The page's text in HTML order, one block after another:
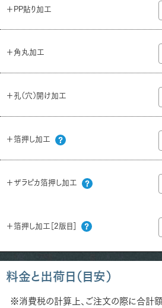
＋PP貼り加工
＋角丸加工
＋孔（穴）開け加工
＋箔押し加工
＋ザラピカ箔押し加工
＋箔押し加工［2版目］
料金と出荷日（目安）
※消費税の計算上、ご注文の際に合計